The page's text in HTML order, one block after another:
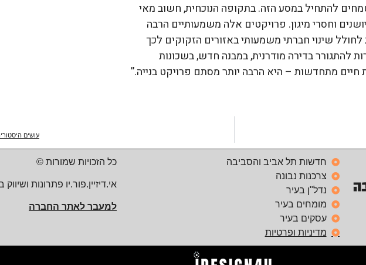
להתחיל במסע הזה. בתקופה הנוכחית, חשוב מאי
וחסרי מיגון. פרויקטים אלה משמעותיים הרבה
שינוי חברתי משמעותי באזורים הזקוקים לכך
להתגורר בדירה מודרנית, במבנה חדש, בשכונות
חיים מתחדשות – היא הרבה יותר מסתם פרויקט בנייה.”
עושים
חדשות תל אביב והסביבה
צרכנות נבונה
נדל"ן בעיר
מומחים בעיר
עסקים בעיר
מדיניות ופרטיות
כל הזכויות שמורות ©
אי.דיזיין.פור.יו פתרונות
למעבר לאתר החברה